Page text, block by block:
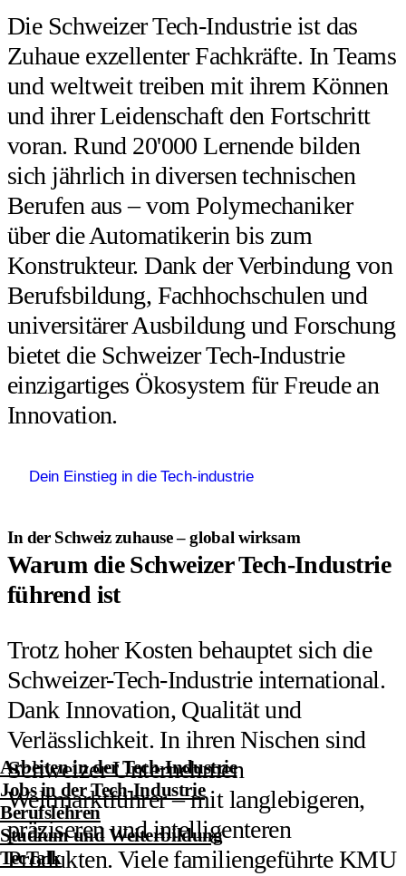
Die Schweizer Tech-Industrie ist das
Zuhaue exzellenter Fachkräfte. In Teams
und weltweit treiben mit ihrem Können
und ihrer Leidenschaft den Fortschritt
voran. Rund 20'000 Lernende bilden
sich jährlich in diversen technischen
Berufen aus – vom Polymechaniker
über die Automatikerin bis zum
Konstrukteur. Dank der Verbindung von
Berufsbildung, Fachhochschulen und
universitärer Ausbildung und Forschung
bietet die Schweizer Tech-Industrie
einzigartiges Ökosystem für Freude an
Innovation.
Dein Einstieg in die Tech-industrie
In der Schweiz zuhause – global wirksam
Warum die Schweizer Tech-Industrie
führend ist
Trotz hoher Kosten behauptet sich die
Schweizer-Tech-Industrie international.
Dank Innovation, Qualität und
Verlässlichkeit. In ihren Nischen sind
Schweizer Unternehmen
Weltmarktführer – mit langlebigeren,
präziseren und intelligenteren
Produkten. Viele familiengeführte KMU
Arbeiten in der Tech-Industrie
Jobs in der Tech-Industrie
Berufslehren
Studium und Weiterbildung
TecTalk